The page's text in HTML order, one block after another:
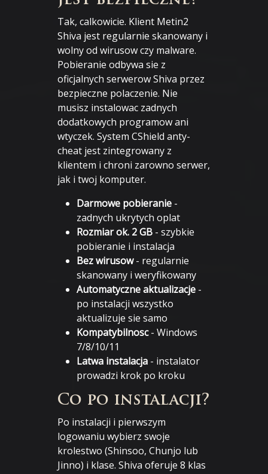
Tak, calkowicie. Klient Metin2
Shiva jest regularnie skanowany i
wolny od wirusow czy malware.
Pobieranie odbywa sie z
oficjalnych serwerow Shiva przez
bezpieczne polaczenie. Nie
musisz instalowac zadnych
dodatkowych programow ani
wtyczek. System CShield anty-
cheat jest zintegrowany z
klientem i chroni zarowno serwer,
jak i twoj komputer.
Darmowe pobieranie -
zadnych ukrytych oplat
Rozmiar ok. 2 GB - szybkie
pobieranie i instalacja
Bez wirusow- regularnie
skanowany i weryfikowany
Automatyczne aktualizacje -
po instalacji wszystko
aktualizuje sie samo
Kompatybilnosc- Windows
7/8/10/11
Latwa instalacja - instalator
prowadzi krok po kroku
Co po instalacji?
Po instalacji i pierwszym
logowaniu wybierz swoje
krolestwo (Shinsoo, Chunjo lub
Jinno) i klase. Shiva oferuje 8 klas